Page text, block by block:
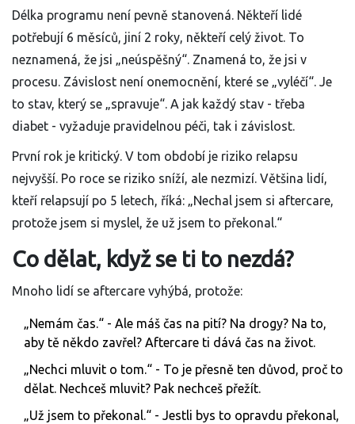
Délka programu není pevně stanovená. Někteří lidé
potřebují 6 měsíců, jiní 2 roky, někteří celý život. To
neznamená, že jsi „neúspěšný“. Znamená to, že jsi v
procesu. Závislost není onemocnění, které se „vyléčí“. Je
to stav, který se „spravuje“. A jak každý stav - třeba
diabet - vyžaduje pravidelnou péči, tak i závislost.
První rok je kritický. V tom období je riziko relapsu
nejvyšší. Po roce se riziko sníží, ale nezmizí. Většina lidí,
kteří relapsují po 5 letech, říká: „Nechal jsem si aftercare,
protože jsem si myslel, že už jsem to překonal.“
Co dělat, když se ti to nezdá?
Mnoho lidí se aftercare vyhýbá, protože:
„Nemám čas.“ - Ale máš čas na pití? Na drogy? Na to,
aby tě někdo zavřel? Aftercare ti dává čas na život.
„Nechci mluvit o tom.“ - To je přesně ten důvod, proč to
dělat. Nechceš mluvit? Pak nechceš přežít.
„Už jsem to překonal.“ - Jestli bys to opravdu překonal,